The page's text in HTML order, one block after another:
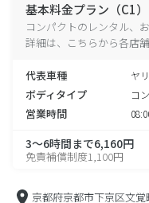
基本料金プラン（C1）
コンパクトのレンタル、
詳細は、こちらから各店
代表車種 ヤ
ボディタイプ コ
営業時間
3～6時間まで6,160円
免責補償制度1,100円
京都府京都市下京区文覚